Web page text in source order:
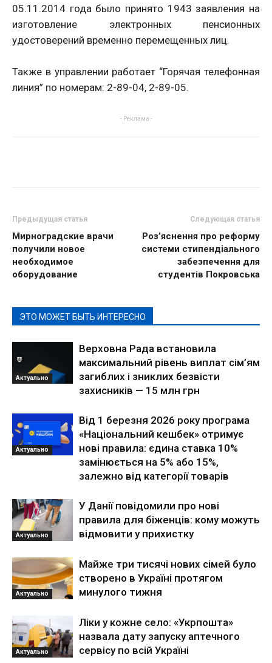
05.11.2014 года было принято 1943 заявления на
изготовление электронных пенсионных
удостоверений временно перемещенных лиц.
Также в управлении работает “Горячая телефонная
линия” по номерам: 2-89-04, 2-89-05.
- Реклама -
Предыдущая статья
Мирноградские врачи
получили новое
необходимое
оборудование
Следующая статья
Роз’яснення про реформу
системи стипендіального
забезпечення для
студентів Покровська
ЭТО МОЖЕТ БЫТЬ ИНТЕРЕСНО
Актуально
Верховна Рада встановила
максимальний рівень виплат сім’ям
загиблих і зниклих безвісти
захисників — 15 млн грн
Актуально
Від 1 березня 2026 року програма
«Національний кешбек» отримує
нові правила: єдина ставка 10%
замінюється на 5% або 15%,
залежно від категорії товарів
Актуально
У Данії повідомили про нові
правила для біженців: кому можуть
відмовити у прихистку
Актуально
Майже три тисячі нових сімей було
створено в Україні протягом
минулого тижня
Актуально
Ліки у кожне село: «Укрпошта»
назвала дату запуску аптечного
сервісу по всій Україні